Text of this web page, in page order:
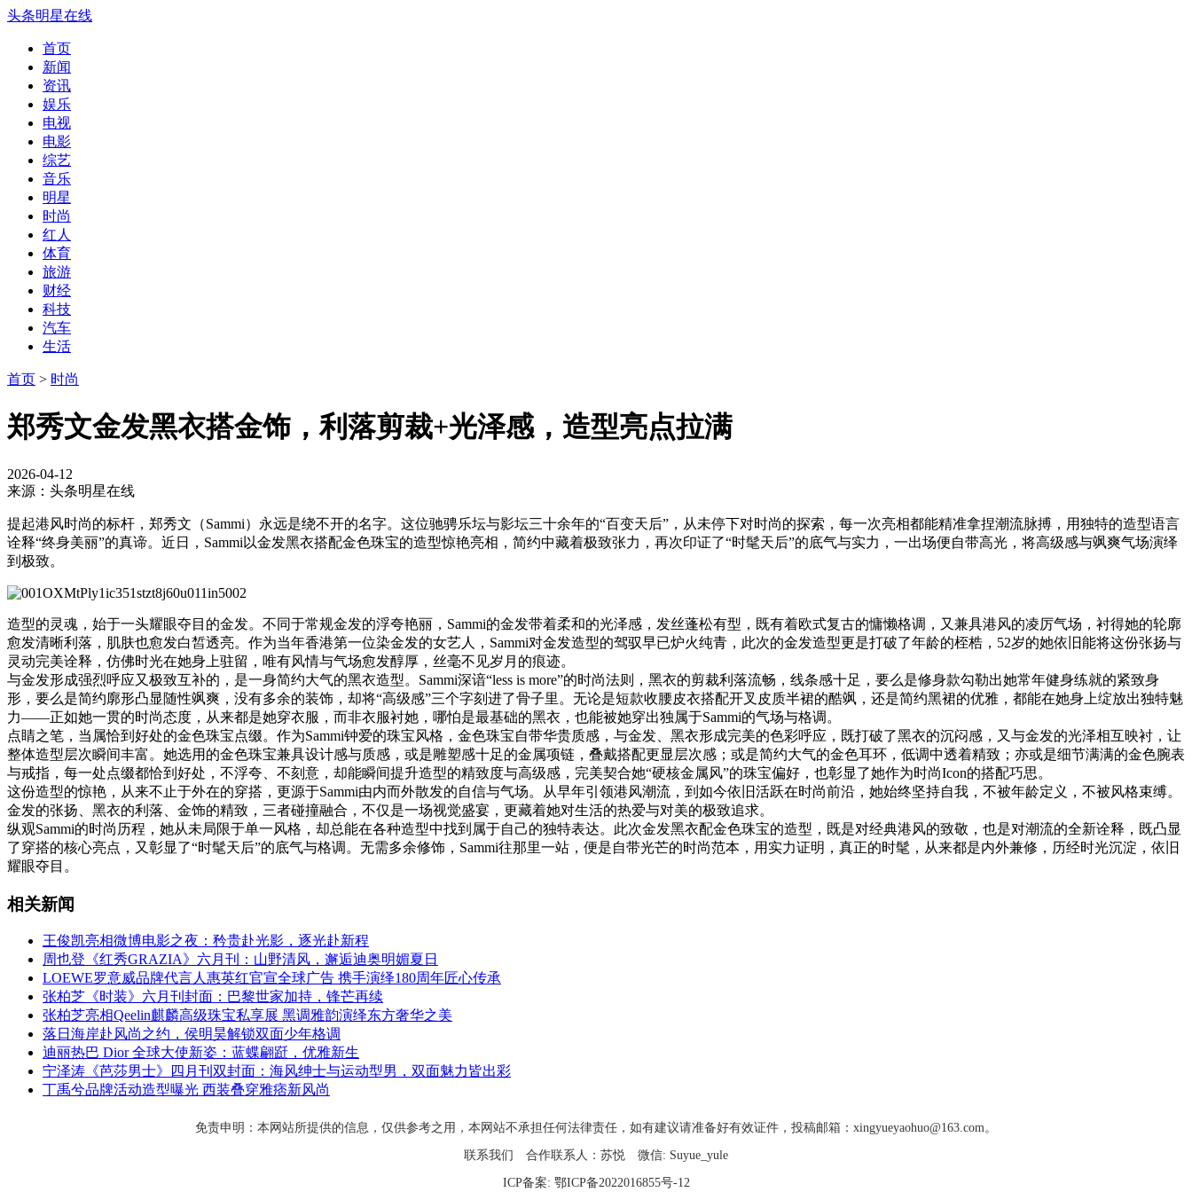
头条明星在线
首页
新闻
资讯
娱乐
电视
电影
综艺
音乐
明星
时尚
红人
体育
旅游
财经
科技
汽车
生活
首页 > 时尚
郑秀文金发黑衣搭金饰，利落剪裁+光泽感，造型亮点拉满
2026-04-12
来源：头条明星在线
提起港风时尚的标杆，郑秀文（Sammi）永远是绕不开的名字。这位驰骋乐坛与影坛三十余年的“百变天后”，从未停下对时尚的探索，每一次亮相都能精准拿捏潮流脉搏，用独特的造型语言
诠释“终身美丽”的真谛。近日，Sammi以金发黑衣搭配金色珠宝的造型惊艳亮相，简约中藏着极致张力，再次印证了“时髦天后”的底气与实力，一出场便自带高光，将高级感与飒爽气场演绎
到极致。
造型的灵魂，始于一头耀眼夺目的金发。不同于常规金发的浮夸艳丽，Sammi的金发带着柔和的光泽感，发丝蓬松有型，既有着欧式复古的慵懒格调，又兼具港风的凌厉气场，衬得她的轮廓
愈发清晰利落，肌肤也愈发白皙透亮。作为当年香港第一位染金发的女艺人，Sammi对金发造型的驾驭早已炉火纯青，此次的金发造型更是打破了年龄的桎梏，52岁的她依旧能将这份张扬与
灵动完美诠释，仿佛时光在她身上驻留，唯有风情与气场愈发醇厚，丝毫不见岁月的痕迹。
与金发形成强烈呼应又极致互补的，是一身简约大气的黑衣造型。Sammi深谙“less is more”的时尚法则，黑衣的剪裁利落流畅，线条感十足，要么是修身款勾勒出她常年健身练就的紧致身
形，要么是简约廓形凸显随性飒爽，没有多余的装饰，却将“高级感”三个字刻进了骨子里。无论是短款收腰皮衣搭配开叉皮质半裙的酷飒，还是简约黑裙的优雅，都能在她身上绽放出独特魅
力——正如她一贯的时尚态度，从来都是她穿衣服，而非衣服衬她，哪怕是最基础的黑衣，也能被她穿出独属于Sammi的气场与格调。
点睛之笔，当属恰到好处的金色珠宝点缀。作为Sammi钟爱的珠宝风格，金色珠宝自带华贵质感，与金发、黑衣形成完美的色彩呼应，既打破了黑衣的沉闷感，又与金发的光泽相互映衬，让
整体造型层次瞬间丰富。她选用的金色珠宝兼具设计感与质感，或是雕塑感十足的金属项链，叠戴搭配更显层次感；或是简约大气的金色耳环，低调中透着精致；亦或是细节满满的金色腕表
与戒指，每一处点缀都恰到好处，不浮夸、不刻意，却能瞬间提升造型的精致度与高级感，完美契合她“硬核金属风”的珠宝偏好，也彰显了她作为时尚Icon的搭配巧思。
这份造型的惊艳，从来不止于外在的穿搭，更源于Sammi由内而外散发的自信与气场。从早年引领港风潮流，到如今依旧活跃在时尚前沿，她始终坚持自我，不被年龄定义，不被风格束缚。
金发的张扬、黑衣的利落、金饰的精致，三者碰撞融合，不仅是一场视觉盛宴，更藏着她对生活的热爱与对美的极致追求。
纵观Sammi的时尚历程，她从未局限于单一风格，却总能在各种造型中找到属于自己的独特表达。此次金发黑衣配金色珠宝的造型，既是对经典港风的致敬，也是对潮流的全新诠释，既凸显
了穿搭的核心亮点，又彰显了“时髦天后”的底气与格调。无需多余修饰，Sammi往那里一站，便是自带光芒的时尚范本，用实力证明，真正的时髦，从来都是内外兼修，历经时光沉淀，依旧
耀眼夺目。
相关新闻
王俊凯亮相微博电影之夜：矜贵赴光影，逐光赴新程
周也登《红秀GRAZIA》六月刊：山野清风，邂逅迪奥明媚夏日
LOEWE罗意威品牌代言人惠英红官宣全球广告 携手演绎180周年匠心传承
张柏芝《时装》六月刊封面：巴黎世家加持，锋芒再续
张柏芝亮相Qeelin麒麟高级珠宝私享展 黑调雅韵演绎东方奢华之美
落日海岸赴风尚之约，侯明昊解锁双面少年格调
迪丽热巴 Dior 全球大使新姿：蓝蝶翩跹，优雅新生
宁泽涛《芭莎男士》四月刊双封面：海风绅士与运动型男，双面魅力皆出彩
丁禹兮品牌活动造型曝光 西装叠穿雅痞新风尚
免责申明：本网站所提供的信息，仅供参考之用，本网站不承担任何法律责任，如有建议请准备好有效证件，投稿邮箱：xingyueyaohuo@163.com。
联系我们 合作联系人：苏悦 微信: Suyue_yule
ICP备案: 鄂ICP备2022016855号-12